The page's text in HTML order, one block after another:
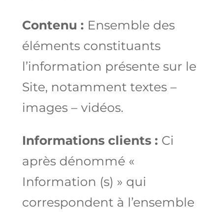
Contenu : Ensemble des
éléments constituants
l’information présente sur le
Site, notamment textes –
images – vidéos.
Informations clients : Ci
après dénommé «
Information (s) » qui
correspondent à l’ensemble